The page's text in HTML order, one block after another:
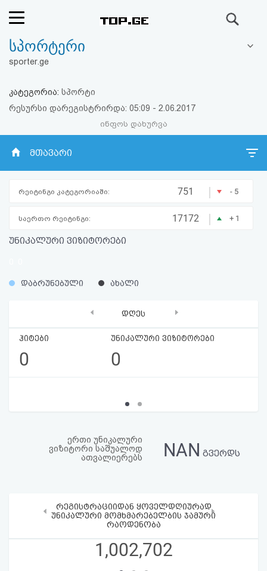
რეიტინგი
ფოსტა
კითხვა-
პასუხი
ავტორიზაცია
რეგისტრაცია
კოდი
სალიცენზიო
უარყოფა
სპორტერი
sporter.ge
კატეგორია: სპორტი
რესურსი დარეგისტრირდა: 05:09 - 2.06.2017
ინფოს დახურვა
მთავარი
რეიტინგი კატეგორიაში: 751 | - 5
საერთო რეიტინგი: 17172 | + 1
უნიკალური ვიზიტორები
%
% დაბრუნებული ახალი
დღეს
ჰიტები
0
უნიკალური ვიზიტორები
0
‹ ›
ერთი უნიკალური
ვიზიტორი საშუალოდ
ათვალიერებს
NAN გვერდს
რეგისტრაციიდან ყოველდღიურად
უნიკალური მომხმარებელბის ჯამური
რაოდენობა
1,002,702
‹ ›